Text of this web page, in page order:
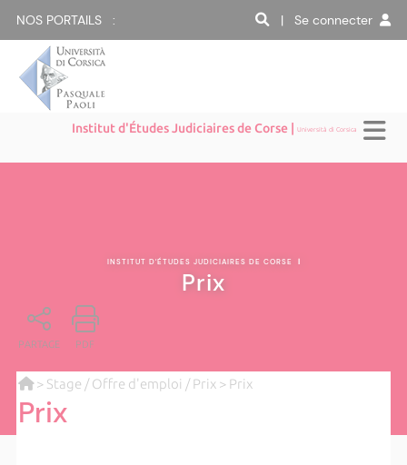
NOS PORTAILS : | Se connecter
Institut d'Études Judiciaires de Corse |Università di Corsica
INSTITUT D'ÉTUDES JUDICIAIRES DE CORSE |
Prix
PARTAGE PDF
> Stage / Offre d'emploi / Prix > Prix
Prix